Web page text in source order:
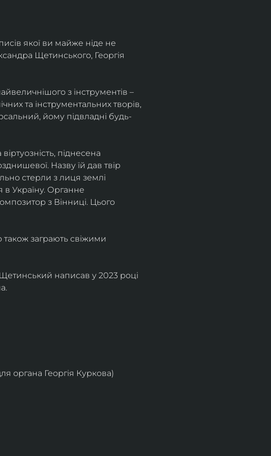
якої ви майже ніде не
Щетинського, Георгія
з інструментів –
та інструментальних творів,
йому підвладні будь-
піднесена
Назву їй дав твір
стерли з лиця землі
в Україну. Органне
з Вінниці. Цього
також заграють свіжими
написав у 2023 році
органа Георгія Куркова)